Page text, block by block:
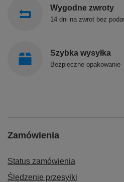
Wygodne zwroty
14 dni na zwrot bez
Szybka wysyłka
Bezpieczne opakowanie
Zamówienia
Status zamówienia
Śledzenie przesyłki